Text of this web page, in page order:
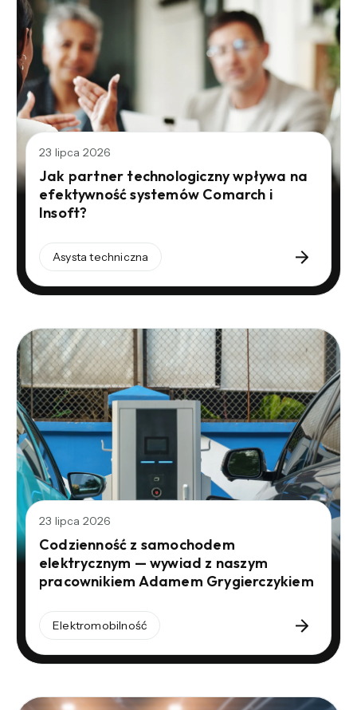
23 lipca 2026
Jak partner technologiczny wpływa na
efektywność systemów Comarch i
Insoft?
Asysta techniczna
23 lipca 2026
Codzienność z samochodem
elektrycznym — wywiad z naszym
pracownikiem Adamem Grygierczykiem
Elektromobilność